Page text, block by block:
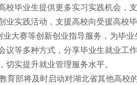
校毕业生提供更多实习实践机会，
业实践活动，支援高校向受援高校
大赛等创新创业指导服务，为毕业
议等多种方式，分享毕业生就业工
实提升就业管理服务水平。
部将及时启动对湖北省其他高校